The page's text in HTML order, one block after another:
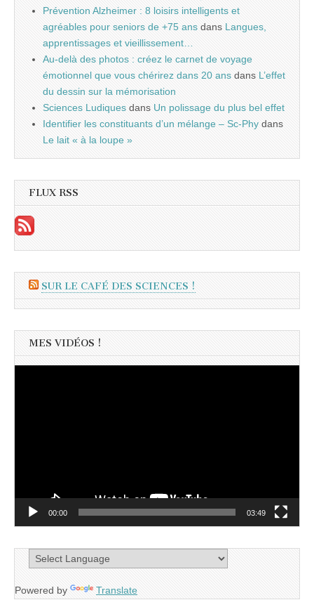
Prévention Alzheimer : 8 loisirs intelligents et
agréables pour seniors de +75 ans dans Langues,
apprentissages et vieillissement…
Au-delà des photos : créez le carnet de voyage
émotionnel que vous chérirez dans 20 ans dans L’effet
du dessin sur la mémorisation
Sciences Ludiques dans Un polissage du plus bel effet
Identifier les constituants d’un mélange – Sc-Phy dans
Le lait « à la loupe »
FLUX RSS
SUR LE CAFÉ DES SCIENCES !
MES VIDÉOS !
00:00 03:49
Powered by Translate